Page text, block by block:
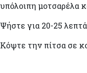
υπόλοιπη μοτσαρέλα
Ψήστε για 20-25
Κόψτε την πίτσα σε